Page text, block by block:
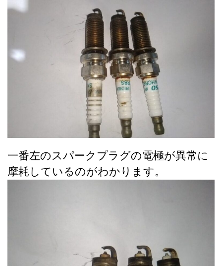
一番左のスパークプラグの電極が異常に
摩耗しているのがわかります。